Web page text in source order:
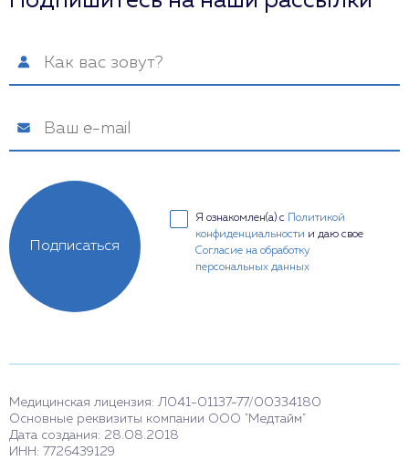
Я ознакомлен(а) с
Политикой
конфиденциальности и даю свое
Согласие на обработку
персональных данных
Подписаться
Медицинская лицензия: Л041-01137-77/00334180
Основные реквизиты компании ООО "Медтайм"
Дата создания: 28.08.2018
ИНН: 7726439129